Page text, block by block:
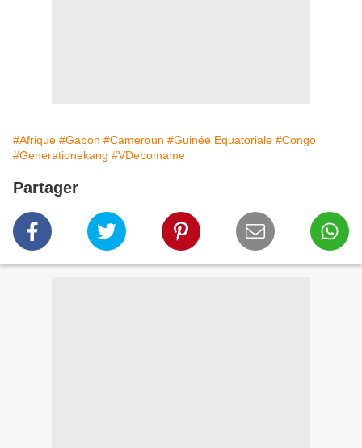
#Afrique #Gabon #Cameroun #Guinée Equatoriale #Congo
#Generationekang #VDebomame
Partager